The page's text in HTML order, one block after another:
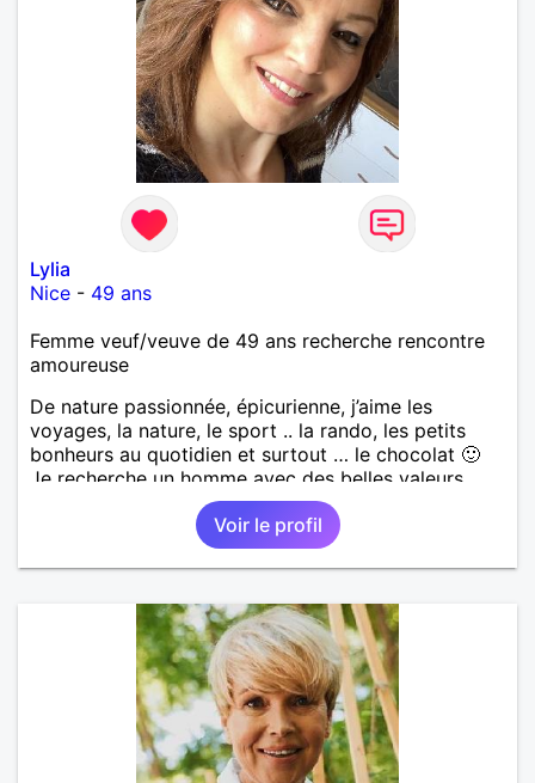
Lylia
Nice - 49 ans
Femme veuf/veuve de 49 ans recherche rencontre
amoureuse
De nature passionnée, épicurienne, j’aime les
voyages, la nature, le sport .. la rando, les petits
bonheurs au quotidien et surtout … le chocolat 🙂
Je recherche un homme avec des belles valeurs,
respectueux, bienveillant. Une jolie rencontre, un
feeling, une connexion, pour vivre une belle histoire
d’amour et profiter de ce que la vie peut nous offrir
de plus beau en retour. Je tiens à préciser, que je
ne fume pas.
Voir le profil